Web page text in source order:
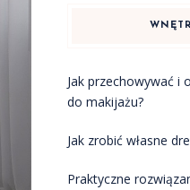
Jak przechowywać i
do makijażu?
Jak zrobić własne
Praktyczne